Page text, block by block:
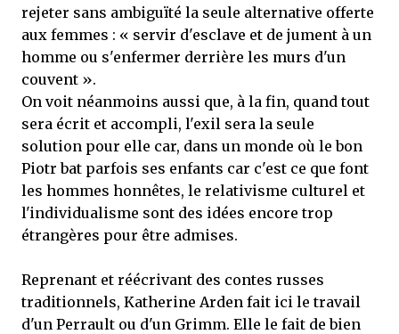
rejeter sans ambiguïté la seule alternative offerte
aux femmes : « servir d'esclave et de jument à un
homme ou s'enfermer derrière les murs d'un
couvent ».
On voit néanmoins aussi que, à la fin, quand tout
sera écrit et accompli, l'exil sera la seule
solution pour elle car, dans un monde où le bon
Piotr bat parfois ses enfants car c'est ce que font
les hommes honnêtes, le relativisme culturel et
l'individualisme sont des idées encore trop
étrangères pour être admises.
Reprenant et réécrivant des contes russes
traditionnels, Katherine Arden fait ici le travail
d'un Perrault ou d'un Grimm. Elle le fait de bien